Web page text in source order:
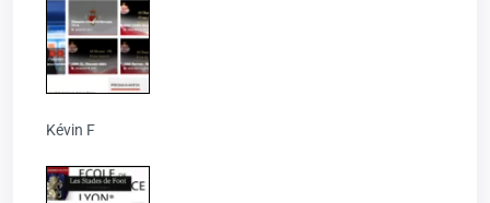
Kévin F